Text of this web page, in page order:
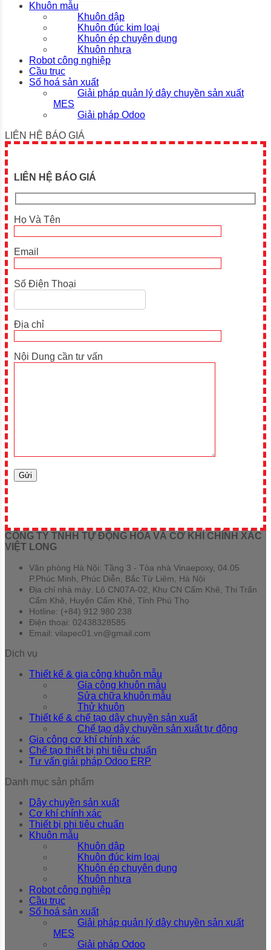
Khuôn mẫu
Khuôn dập
Khuôn đúc kim loại
Khuôn ép chuyên dụng
Khuôn nhựa
Robot công nghiệp
Cầu trục
Số hoá sản xuất
Giải pháp quản lý dây chuyền sản xuất
MES
Giải pháp Odoo
LIÊN HỆ BÁO GIÁ
LIÊN HỆ BÁO GIÁ
Họ Và Tên
Email
Số Điện Thoại
Địa chỉ
Nội Dung cần tư vấn
CÔNG TY TNHH TỰ ĐỘNG HÓA VÀ CƠ KHÍ CHÍNH XÁC
VIỆT LONG
Văn phòng Hà Nội: Tầng 3 - Tòa nhà Vinaepoxy, 04.05
P.Phúc Minh, Phúc Diễn, Bắc Từ Liêm, Hà Nội
Địa chỉ nhà máy: Lô CN07A-02, Khu CN Cẩm Khê, Thi Trấn
Cẩm Khê, Huyện Cẩm Khê, Tỉnh Phú Thọ
Hotline: (+84) 912 980 238
Điện thoại: 02438328585
Email: vilapec01.vn@gmail.com
Dịch vụ
Thiết kế & gia công khuôn mẫu
Gia công khuôn mẫu
Sửa chữa khuôn mẫu
Thử khuôn
Thiết kế & chế tạo dây chuyền sản xuất
Chế tạo dây chuyền sản xuất tự động
Gia công cơ khí chính xác
Chế tạo thiết bị phi tiêu chuẩn
Tư vấn giải pháp Odoo ERP
Danh mục sản phẩm
Dây chuyền sản xuất
Cơ khí chính xác
Thiết bị phi tiêu chuẩn
Khuôn mẫu
Khuôn dập
Khuôn đúc kim loại
Khuôn ép chuyên dụng
Khuôn nhựa
Robot công nghiệp
Cầu trục
Số hoá sản xuất
Giải pháp quản lý dây chuyền sản xuất
MES
Giải pháp Odoo